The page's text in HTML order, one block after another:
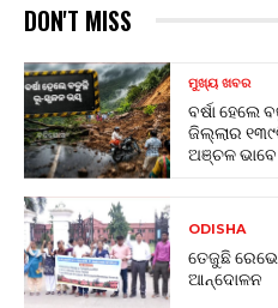
DON'T MISS
ମୁଖ୍ୟ ଖବର
ବର୍ଷା
ଜିଲ୍ଲାର
ଅଞ୍ଚଳ
ODISHA
ତେଜୁଛି
ଆନ୍ଦୋଳନ